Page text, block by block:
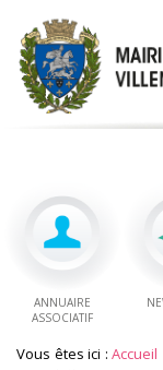
ANNUAIRE
ASSOCIATIF
Vous êtes ici :Accueil